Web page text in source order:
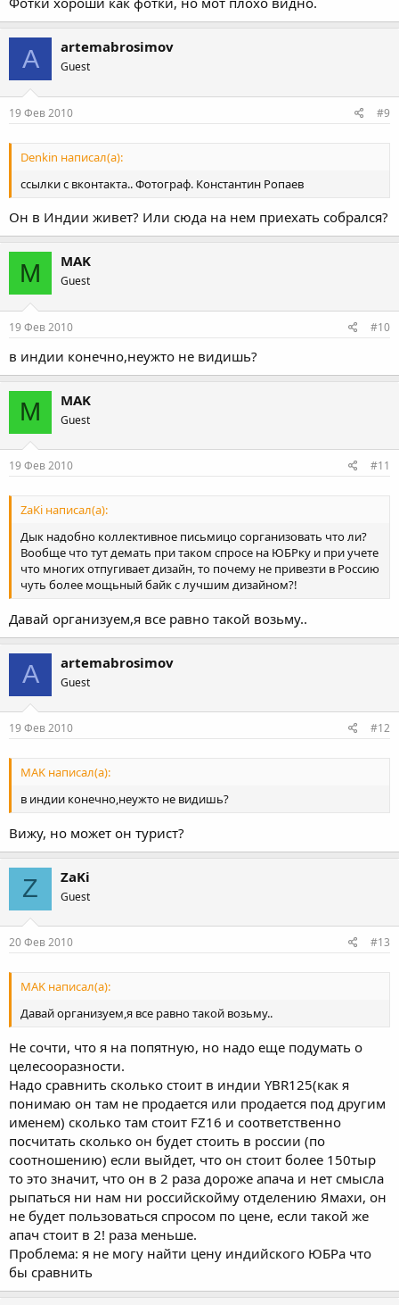
A artemabrosimov
Guest
19 Фев 2010 #9
Denkin написал(а):
ссылки с вконтакта.. Фотограф. Константин Ропаев
Он в Индии живет? Или сюда на нем приехать собрался?
M MAK
Guest
19 Фев 2010 #10
в индии конечно,неужто не видишь?
M MAK
Guest
19 Фев 2010 #11
ZaKi написал(а):
Дык надобно коллективное письмицо сорганизовать что ли?
Вообще что тут демать при таком спросе на ЮБРку и при учете
что многих отпугивает дизайн, то почему не привезти в Россию
чуть более мощьный байк с лучшим дизайном?!
Давай организуем,я все равно такой возьму..
A artemabrosimov
Guest
19 Фев 2010 #12
MAK написал(а):
в индии конечно,неужто не видишь?
Вижу, но может он турист?
Z ZaKi
Guest
20 Фев 2010 #13
MAK написал(а):
Давай организуем,я все равно такой возьму..
Не сочти, что я на попятную, но надо еще подумать о
целесооразности.
Надо сравнить сколько стоит в индии YBR125(как я
понимаю он там не продается или продается под другим
именем) сколько там стоит FZ16 и соответственно
посчитать сколько он будет стоить в россии (по
соотношению) если выйдет, что он стоит более 150тыр
то это значит, что он в 2 раза дороже апача и нет смысла
рыпаться ни нам ни российскойму отделению Ямахи, он
не будет пользоваться спросом по цене, если такой же
апач стоит в 2! раза меньше.
Проблема: я не могу найти цену индийского ЮБРа что
бы сравнить